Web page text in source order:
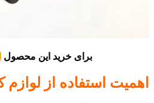
برای خرید این محصول
اهمیت استفاده از